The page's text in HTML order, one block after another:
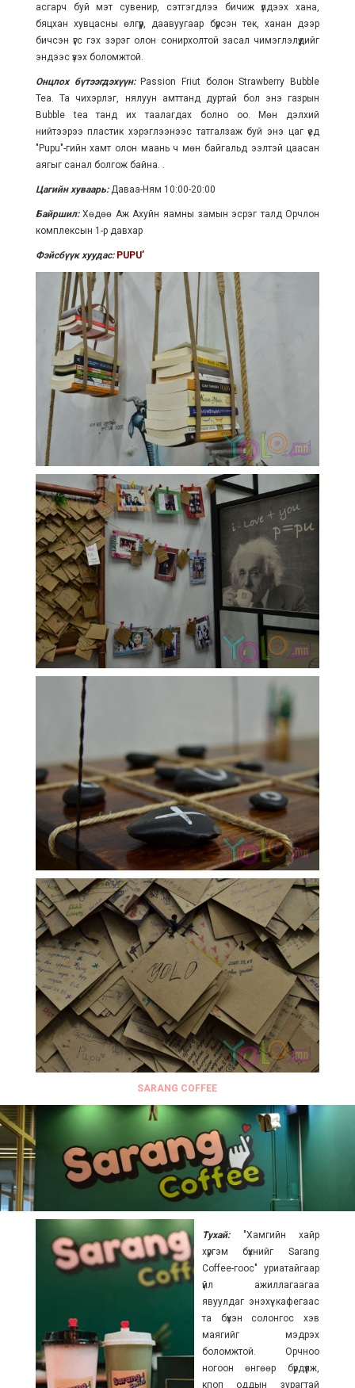
асгарч буй мэт сувенир, сэтгэгдлээ бичиж үлдээх хана,
бяцхан хувцасны өлгүүр, даавуугаар бүрсэн тек, ханан дээр
бичсэн үгс гэх зэрэг олон сонирхолтой засал чимэглэлүүдийг
эндээс үзэх боломжтой.
Онцлох бүтээгдэхүүн: Passion Friut болон Strawberry Bubble
Tea. Та чихэрлэг, нялуун амттанд дуртай бол энэ газрын
Bubble tea танд их таалагдах болно оо. Мөн дэлхий
нийтээрээ пластик хэрэглээнээс татгалзаж буй энэ цаг үед
"Pupu"-гийн хамт олон маань ч мөн байгальд ээлтэй цаасан
аягыг санал болгож байна. .
Цагийн хуваарь: Даваа-Ням 10:00-20:00
Байршил: Хөдөө Аж Ахуйн яамны замын эсрэг талд Орчлон
комплексын 1-р давхар
Фэйсбүүк хуудас: PUPU’
SARANG COFFEE
Тухай: "Хамгийн хайр
хүргэм бүхнийг Sarang
Coffee-гоос" уриатайгаар
үйл ажиллагаагаа
явуулдаг энэхүү кафегаас
та бүхэн солонгос хэв
маягийг мэдрэх
боломжтой. Орчноо
ногоон өнгөөр бүрдүүлж,
кпоп оддын зурагтай